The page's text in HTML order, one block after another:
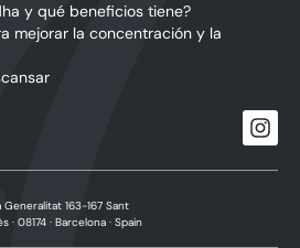
y qué beneficios tiene?
mejorar la concentración y la
Generalitat 163-167 Sant
· 08174 · Barcelona · Spain